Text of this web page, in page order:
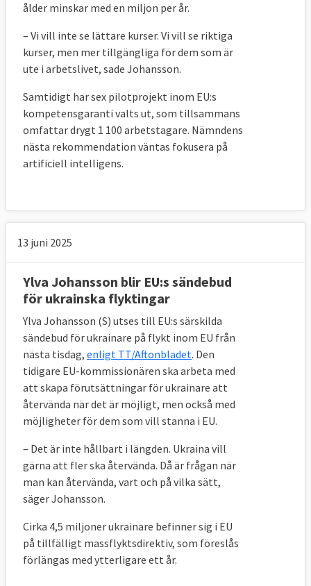
ålder minskar med en miljon per år.
– Vi vill inte se lättare kurser. Vi vill se riktiga
kurser, men mer tillgängliga för dem som är
ute i arbetslivet, sade Johansson.
Samtidigt har sex pilotprojekt inom EU:s
kompetensgaranti valts ut, som tillsammans
omfattar drygt 1 100 arbetstagare. Nämndens
nästa rekommendation väntas fokusera på
artificiell intelligens.
13 juni 2025
Ylva Johansson blir EU:s sändebud
för ukrainska flyktingar
Ylva Johansson (S) utses till EU:s särskilda
sändebud för ukrainare på flykt inom EU från
nästa tisdag, enligt TT/Aftonbladet. Den
tidigare EU-kommissionären ska arbeta med
att skapa förutsättningar för ukrainare att
återvända när det är möjligt, men också med
möjligheter för dem som vill stanna i EU.
– Det är inte hållbart i längden. Ukraina vill
gärna att fler ska återvända. Då är frågan när
man kan återvända, vart och på vilka sätt,
säger Johansson.
Cirka 4,5 miljoner ukrainare befinner sig i EU
på tillfälligt massflyktsdirektiv, som föreslås
förlängas med ytterligare ett år.